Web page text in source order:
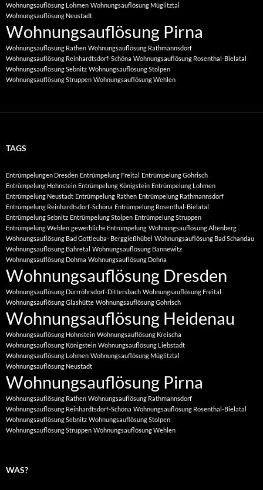
Wohnungsauflösung Lohmen Wohnungsauflösung Müglitztal
Wohnungsauflösung Neustadt
Wohnungsauflösung Pirna
Wohnungsauflösung Rathen Wohnungsauflösung Rathmannsdorf
Wohnungsauflösung Reinhardtsdorf-Schöna Wohnungsauflösung Rosenthal-Bielatal
Wohnungsauflösung Sebnitz Wohnungsauflösung Stolpen
Wohnungsauflösung Struppen Wohnungsauflösung Wehlen
TAGS
Entrümpelungen Dresden Entrümpelung Freital Entrümpelung Gohrisch
Entrümpelung Hohnstein Entrümpelung Königstein Entrümpelung Lohmen
Entrümpelung Neustadt Entrümpelung Rathen Entrümpelung Rathmannsdorf
Entrümpelung Reinhardtsdorf-Schöna Entrümpelung Rosenthal-Bielatal
Entrümpelung Sebnitz Entrümpelung Stolpen Entrümpelung Struppen
Entrümpelung Wehlen gewerbliche Entrümpelung Wohnungsauflösung Altenberg
Wohnungsauflösung Bad Gottleuba- Berggießhübel Wohnungsauflösung Bad Schandau
Wohnungsauflösung Bahretal Wohnungsauflösung Bannewitz
Wohnungsauflösung Dohma Wohnungsauflösung Dohna
Wohnungsauflösung Dresden
Wohnungsauflösung Dürrröhrsdorf-Dittersbach Wohnungsauflösung Freital
Wohnungsauflösung Glashütte Wohnungsauflösung Gohrisch
Wohnungsauflösung Heidenau
Wohnungsauflösung Hohnstein Wohnungsauflösung Kreischa
Wohnungsauflösung Königstein Wohnungsauflösung Liebstadt
Wohnungsauflösung Lohmen Wohnungsauflösung Müglitztal
Wohnungsauflösung Neustadt
Wohnungsauflösung Pirna
Wohnungsauflösung Rathen Wohnungsauflösung Rathmannsdorf
Wohnungsauflösung Reinhardtsdorf-Schöna Wohnungsauflösung Rosenthal-Bielatal
Wohnungsauflösung Sebnitz Wohnungsauflösung Stolpen
Wohnungsauflösung Struppen Wohnungsauflösung Wehlen
WAS?